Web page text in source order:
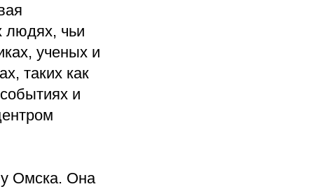
людях, чьи
ученых и
таких как
и
Омска. Она